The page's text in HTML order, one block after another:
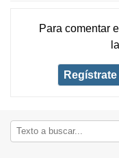
Para comentar